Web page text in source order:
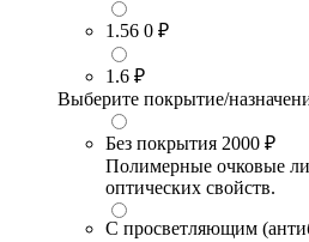
1.56 0 ₽
1.6 ₽
Выберите покрытие/
Без покрытия 2000 ₽
Полимерные очковые
оптических свойств.
С просветляющим